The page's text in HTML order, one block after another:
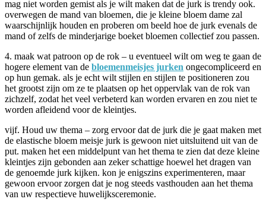
mag niet worden gemist als je wilt maken dat de jurk is trendy ook.
overwegen de mand van bloemen, die je kleine bloem dame zal
waarschijnlijk houden en proberen om beeld hoe de jurk evenals de
mand of zelfs de minderjarige boeket bloemen collectief zou passen.
4. maak wat patroon op de rok – u eventueel wilt om weg te gaan de
hogere element van de bloemenmeisjes jurken ongecompliceerd en
op hun gemak. als je echt wilt stijlen en stijlen te positioneren zou
het grootst zijn om ze te plaatsen op het oppervlak van de rok van
zichzelf, zodat het veel verbeterd kan worden ervaren en zou niet te
worden afleidend voor de kleintjes.
vijf. Houd uw thema – zorg ervoor dat de jurk die je gaat maken met
de elastische bloem meisje jurk is gewoon niet uitsluitend uit van de
put. maken het een middelpunt van het thema te zien dat deze kleine
kleintjes zijn gebonden aan zeker schattige hoewel het dragen van
de genoemde jurk kijken. kon je enigszins experimenteren, maar
gewoon ervoor zorgen dat je nog steeds vasthouden aan het thema
van uw respectieve huwelijksceremonie.